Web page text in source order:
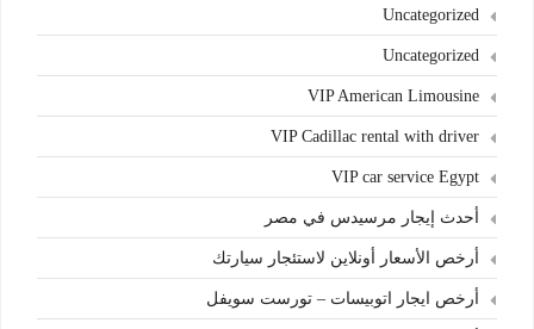
Uncategorized
Uncategorized
VIP American Limousine
VIP Cadillac rental with driver
VIP car service Egypt
أحدث إيجار مرسيدس في مصر
أرخص الأسعار أونلاين لاستئجار سيارتك
أرخص ايجار اتوبيسات – تورست سويفل